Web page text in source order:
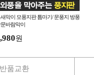
막이 모풍지판 틈마기/ 문풍지 방풍
바람막이
원
반품교환